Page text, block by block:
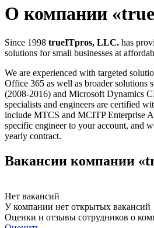
О компании
Since 1998 trueITpros, LLC. has
solutions for small businesses at
We are experienced with targeted
Office 365 as well as broader solutions
(2008-2016) and Microsoft Dynamics
specialists and engineers are certified
include MTCS and MCITP Enterprise
specific engineer to your account, and
yearly contract.
Вакансии компании
Нет вакансий
У компании нет открытых вакансий
Оценки и отзывы сотрудников о